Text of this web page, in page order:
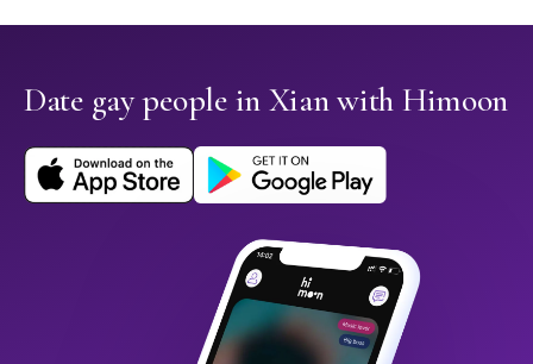
Date gay people in Xian with Himoon